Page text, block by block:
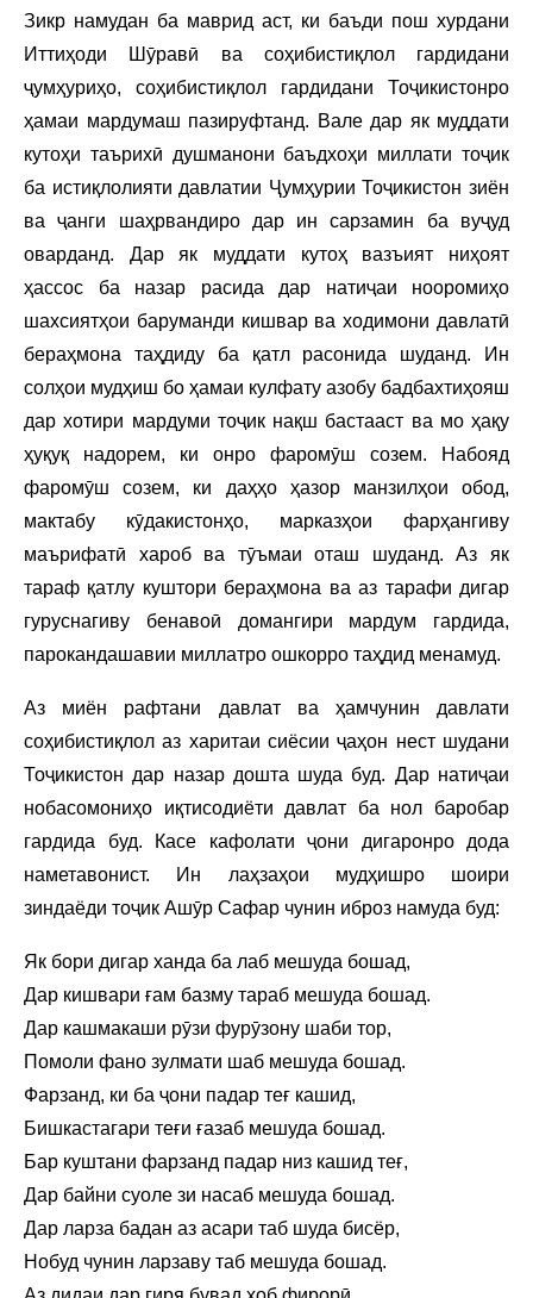
Зикр намудан ба маврид аст, ки баъди пош хурдани
Иттиҳоди Шӯравӣ ва соҳибистиқлол гардидани
ҷумҳуриҳо, соҳибистиқлол гардидани Тоҷикистонро
ҳамаи мардумаш пазируфтанд. Вале дар як муддати
кутоҳи таърихӣ душманони баъдхоҳи миллати тоҷик
ба истиқлолияти давлатии Ҷумҳурии Тоҷикистон зиён
ва ҷанги шаҳрвандиро дар ин сарзамин ба вуҷуд
оварданд. Дар як муддати кутоҳ вазъият ниҳоят
ҳассос ба назар расида дар натиҷаи нооромиҳо
шахсиятҳои баруманди кишвар ва ходимони давлатӣ
бераҳмона таҳдиду ба қатл расонида шуданд. Ин
солҳои мудҳиш бо ҳамаи кулфату азобу бадбахтиҳояш
дар хотири мардуми тоҷик нақш бастааст ва мо ҳақу
ҳуқуқ надорем, ки онро фаромӯш созем. Набояд
фаромӯш созем, ки даҳҳо ҳазор манзилҳои обод,
мактабу кӯдакистонҳо, марказҳои фарҳангиву
маърифатӣ хароб ва тӯъмаи оташ шуданд. Аз як
тараф қатлу куштори бераҳмона ва аз тарафи дигар
гуруснагиву бенавоӣ домангири мардум гардида,
парокандашавии миллатро ошкорро таҳдид менамуд.
Аз миён рафтани давлат ва ҳамчунин давлати
соҳибистиқлол аз харитаи сиёсии ҷаҳон нест шудани
Тоҷикистон дар назар дошта шуда буд. Дар натиҷаи
нобасомониҳо иқтисодиёти давлат ба нол баробар
гардида буд. Касе кафолати ҷони дигаронро дода
наметавонист. Ин лаҳзаҳои мудҳишро шоири
зиндаёди тоҷик Ашӯр Сафар чунин иброз намуда буд:
Як бори дигар ханда ба лаб мешуда бошад,
Дар кишвари ғам базму тараб мешуда бошад.
Дар кашмакаши рӯзи фурӯзону шаби тор,
Помоли фано зулмати шаб мешуда бошад.
Фарзанд, ки ба ҷони падар теғ кашид,
Бишкастагари теғи ғазаб мешуда бошад.
Бар куштани фарзанд падар низ кашид теғ,
Дар байни суоле зи насаб мешуда бошад.
Дар ларза бадан аз асари таб шуда бисёр,
Нобуд чунин ларзаву таб мешуда бошад.